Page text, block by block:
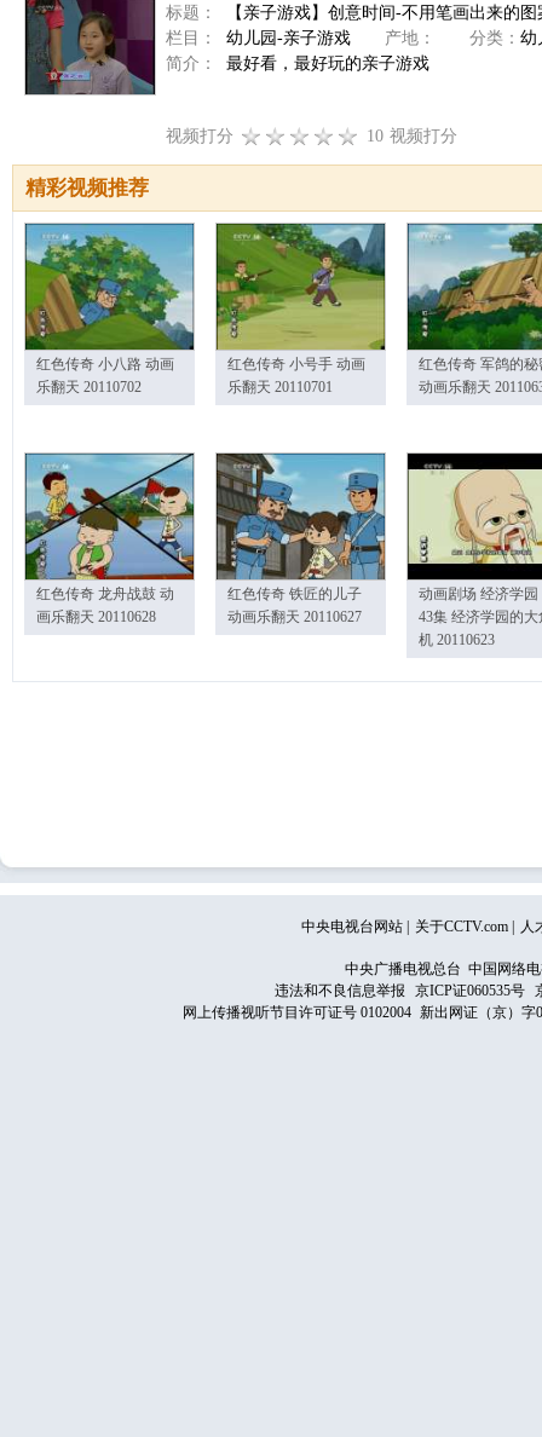
标题：
【亲子游戏】创意时间-不用笔画出来的图
栏目：
幼儿园-亲子游戏 产地： 分类： 幼
简介：
最好看，最好玩的亲子游戏
视频打分 10 视频打分
精彩视频推荐
红色传奇 小八路 动画
乐翻天 20110702
红色传奇 小号手 动画
乐翻天 20110701
红色传奇 军鸽的秘
动画乐翻天
红色传奇 龙舟战鼓 动
画乐翻天 20110628
红色传奇 铁匠的儿子
动画乐翻天 20110627
动画剧场 经济学园
43集 经济学园的大
机 20110623
中央电视台网站 关于CCTV.com 人
中央广播电视总台 中国网络
违法和不良信息举报
京ICP证060535号
网上传播视听节目许可证号 0102004 新出网证（京）